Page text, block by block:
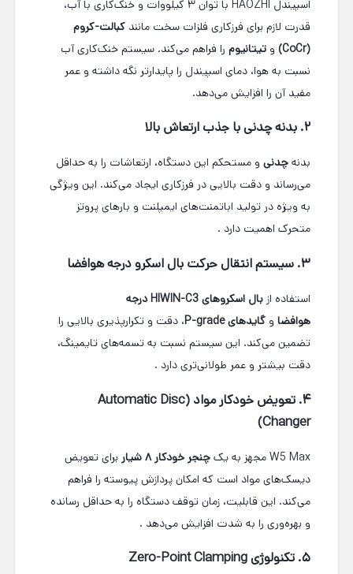
اسپیندل HAOZHI با توان ۳ کیلووات و خنک‌کاری با آب،
قدرت لازم برای فرزکاری فلزات سخت مانند کبالت-کروم
(CoCr)
و تیتانیوم را فراهم می‌کند. سیستم خنک‌کاری آب
نسبت به هوا، دمای اسپیندل را پایدارتر نگه داشته و عمر
مفید آن را افزایش می‌دهد.
۲. بدنه چدنی با جذب ارتعاش بالا
بدنه چدنی و مستحکم این دستگاه، ارتعاشات را به حداقل
می‌رساند و دقت بالایی در فرزکاری ایجاد می‌کند. این ویژگی
به ویژه در تولید اباتمنت‌های ایمپلنت و بارهای پروتز
متحرک اهمیت دارد .
۳. سیستم انتقال حرکت بال اسکرو درجه هوافضا
استفاده از
بال اسکروهای HIWIN-C3 درجه
هوافضا و گایدهای P-grade
، دقت و تکرارپذیری بالایی را
تضمین می‌کند. این سیستم نسبت به تسمه‌های تایمینگ،
دقت بیشتر و عمر طولانی‌تری دارد .
۴. تعویض خودکار مواد (Automatic Disc
Changer)
W5 Max مجهز به یک چنجر خودکار ۸ شیار
برای تعویض
دیسک‌های مواد است که امکان پردازش پیوسته را فراهم
می‌کند. این قابلیت، زمان توقف دستگاه را به حداقل رسانده
و بهره‌وری را به شدت افزایش می‌دهد .
۵. تکنولوژی Zero-Point Clamping